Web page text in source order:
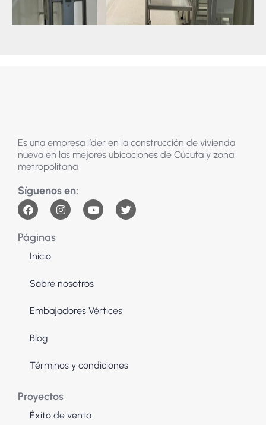
−
Leaflet| Map data ©
Es una empresa líder en la construcción de vivienda
nueva en las mejores ubicaciones de Cúcuta y zona
metropolitana
Páginas
Inicio
Sobre nosotros
Embajadores Vértices
Blog
Términos y condiciones
Proyectos
Éxito de venta